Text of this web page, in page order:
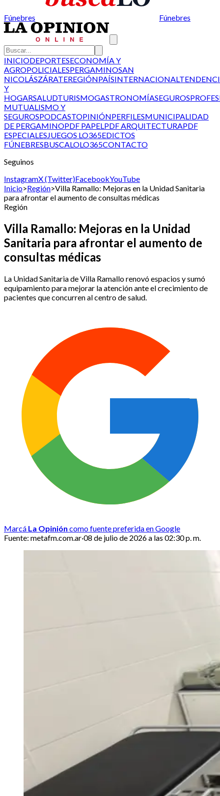
Fúnebres Fúnebres
INICIODEPORTESECONOMÍA Y
AGROPOLICIALESPERGAMINOSAN
NICOLÁSZÁRATEREGIÓNPAÍSINTERNACIONAL
Y
HOGARSALUDTURISMOGASTRONOMÍASEGUROS
MUTUALISMO Y
SEGUROSPODCASTOPINIÓNPERFILESMUNICIPALIDAD
DE PERGAMINOPDF PAPELPDF ARQUITECTURAPDF
ESPECIALESJUEGOS LO365EDICTOS
FÚNEBRESBUSCALOLO365CONTACTO
Seguinos
InstagramX (Twitter)FacebookYouTube
Inicio>Región>Villa Ramallo: Mejoras en la Unidad Sanitaria
para afrontar el aumento de consultas médicas
Región
Villa Ramallo: Mejoras en la Unidad
Sanitaria para afrontar el aumento de
consultas médicas
La Unidad Sanitaria de Villa Ramallo renovó espacios y sumó
equipamiento para mejorar la atención ante el crecimiento de
pacientes que concurren al centro de salud.
Marcá La Opinión como fuente preferida en Google
Fuente: metafm.com.ar·08 de julio de 2026 a las 02:30 p. m.